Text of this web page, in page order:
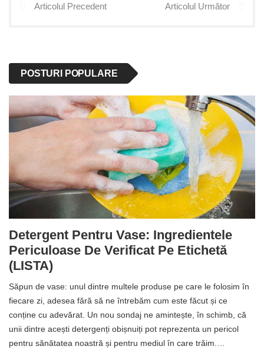
Articolul Precedent Articolul Următor
POSTURI POPULARE
Detergent Pentru Vase: Ingredientele
Periculoase De Verificat Pe Etichetă
(LISTA)
Săpun de vase: unul dintre multele produse pe care le folosim în
fiecare zi, adesea fără să ne întrebăm cum este făcut și ce
conține cu adevărat. Un nou sondaj ne amintește, în schimb, că
unii dintre acești detergenți obișnuiți pot reprezenta un pericol
pentru sănătatea noastră și pentru mediul în care trăim.…